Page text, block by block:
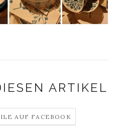
ARTIKEL
AUF FACEBOOK